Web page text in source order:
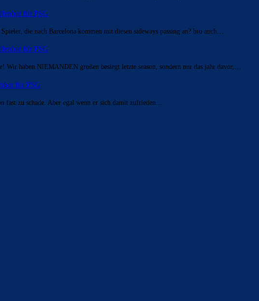
für PSG
die nach Barcelona kommen mit diesen sideways passing an? bro auch…
für PSG
Wir haben NIEMANDEN großen besiegt letzte season, sondern nur das jahr davor,…
für PSG
fast zu schade. Aber egal wenn er sich damit zufrieden…